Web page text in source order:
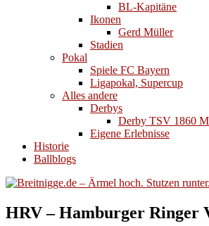
BL-Kapitäne
Ikonen
Gerd Müller
Stadien
Pokal
Spiele FC Bayern
Ligapokal, Supercup
Alles andere
Derbys
Derby TSV 1860
Eigene Erlebnisse
Historie
Ballblogs
HRV – Hamburger Ringer